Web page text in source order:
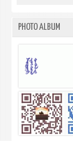
PHOTO ALBUM